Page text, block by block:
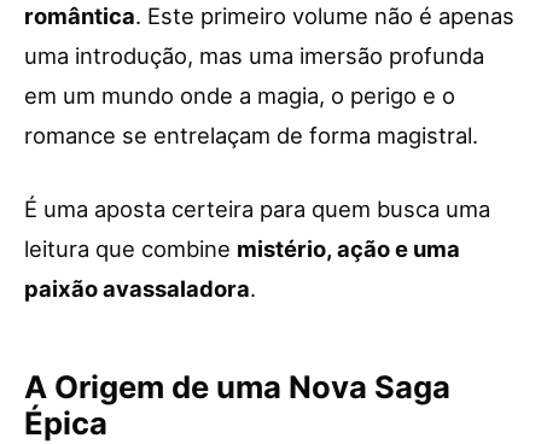
romântica. Este primeiro volume não é apenas
uma introdução, mas uma imersão profunda
em um mundo onde a magia, o perigo e o
romance se entrelaçam de forma magistral.
É uma aposta certeira para quem busca uma
leitura que combine mistério, ação e uma
paixão avassaladora.
A Origem de uma Nova Saga
Épica